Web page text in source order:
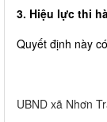
3. Hiệu lực thi
Quyết định này
UBND xã Nhơn